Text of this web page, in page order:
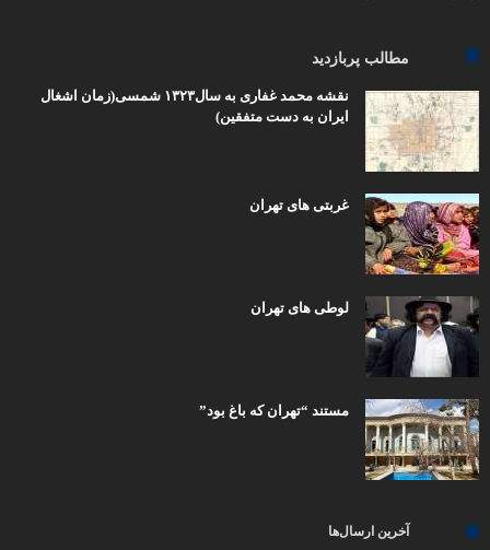
مطالب پربازدید
نقشه محمد غفاری به سال۱۳۲۳ شمسی(زمان اشغال
ایران به دست متفقین)
غربتی های تهران
لوطی های تهران
مستند “تهران که باغ بود”
آخرین ارسال‌ها